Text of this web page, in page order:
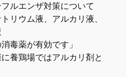
エンザ対策について
ウム液、アルカリ液、
薬が有効です」
鶏場ではアルカリ剤と